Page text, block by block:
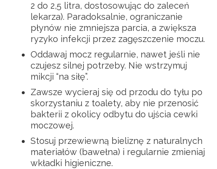
2 do 2,5 litra, dostosowując do zaleceń
lekarza). Paradoksalnie, ograniczanie
płynów nie zmniejsza parcia, a zwiększa
ryzyko infekcji przez zagęszczenie moczu.
Oddawaj mocz regularnie, nawet jeśli nie
czujesz silnej potrzeby. Nie wstrzymuj
mikcji “na siłę”.
Zawsze wycieraj się od przodu do tyłu po
skorzystaniu z toalety, aby nie przenosić
bakterii z okolicy odbytu do ujścia cewki
moczowej.
Stosuj przewiewną bieliznę z naturalnych
materiałów (bawełna) i regularnie zmieniaj
wkładki higieniczne.